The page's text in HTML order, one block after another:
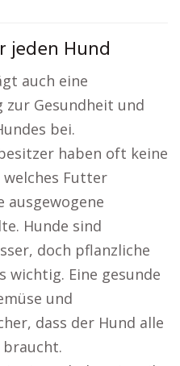
jeden Hund
auch eine
zur Gesundheit und
bei.
haben oft keine
Futter
ausgewogene
Hunde sind
doch pflanzliche
wichtig. Eine gesunde
und
dass der Hund alle